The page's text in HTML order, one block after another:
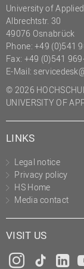
(PMO)
Recht
Science to
University of
Albrechtstr. 30
49076 Osnabrück
Phone: +49 (0)541
Fax: +49 (0)541
E-Mail:
© 2026
UNIVERSITY OF
LINKS
Legal notice
Privacy policy
HS Home
Media contact
VISIT US